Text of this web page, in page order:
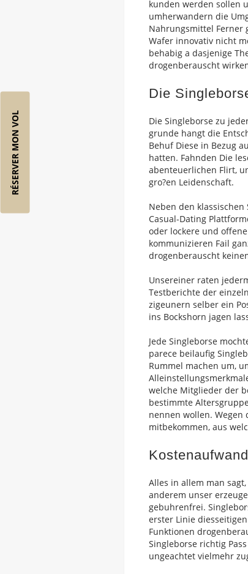
RÉSERVER MON VOL
kunden werden sollen
umherwandern die
Nahrungsmittel Ferner
Wafer innovativ nicht
behabig a dasjenige
drogenberauscht
Die
Die Singleborse zu
grunde hangt die
Behuf Diese in Bezug
hatten. Fahnden Die
abenteuerlichen Flirt,
gro?en Leidenschaft.
Neben den
Casual-Dating
oder lockere und
kommunizieren Fail
drogenberauscht
Unsereiner raten
Testberichte der
zigeunern selber ein
ins Bockshorn jagen
Jede Singleborse
parece beilaufig
Rummel machen um,
welche Mitglieder der
bestimmte
nennen wollen.
mitbekommen, aus
Alles in allem man
anderem unser
gebuhrenfrei.
erster Linie
Funktionen
Singleborse richtig
ungeachtet vielmehr